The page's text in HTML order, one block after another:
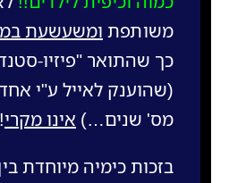
משותפת ומשעשעת
כך שהתואר "פיזיו-
(שהוענק לאייל ע"י
מס' שנים…) אינו מקרי!
בזכות כימיה מיוחדת